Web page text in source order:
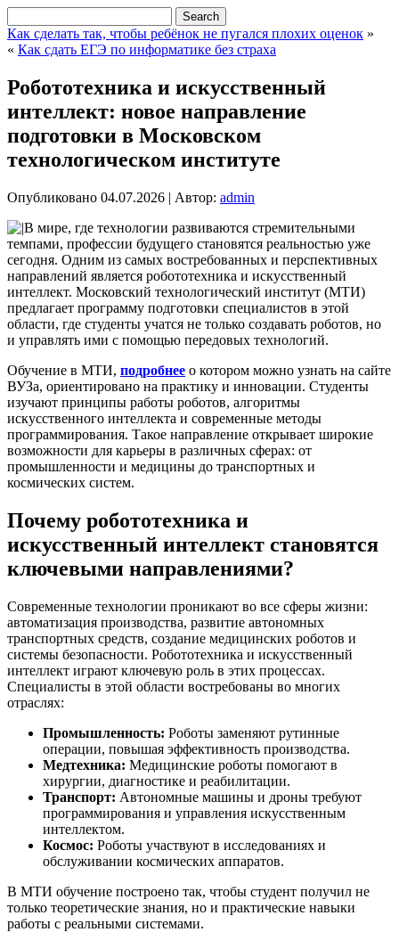
Как сделать так, чтобы ребёнок не пугался плохих оценок »
« Как сдать ЕГЭ по информатике без страха
Робототехника и искусственный
интеллект: новое направление
подготовки в Московском
технологическом институте
Опубликовано 04.07.2026 | Автор: admin
В мире, где технологии развиваются стремительными
темпами, профессии будущего становятся реальностью уже
сегодня. Одним из самых востребованных и перспективных
направлений является робототехника и искусственный
интеллект. Московский технологический институт (МТИ)
предлагает программу подготовки специалистов в этой
области, где студенты учатся не только создавать роботов, но
и управлять ими с помощью передовых технологий.
Обучение в МТИ, подробнее о котором можно узнать на сайте
ВУЗа, ориентировано на практику и инновации. Студенты
изучают принципы работы роботов, алгоритмы
искусственного интеллекта и современные методы
программирования. Такое направление открывает широкие
возможности для карьеры в различных сферах: от
промышленности и медицины до транспортных и
космических систем.
Почему робототехника и
искусственный интеллект становятся
ключевыми направлениями?
Современные технологии проникают во все сферы жизни:
автоматизация производства, развитие автономных
транспортных средств, создание медицинских роботов и
системы безопасности. Робототехника и искусственный
интеллект играют ключевую роль в этих процессах.
Специалисты в этой области востребованы во многих
отраслях:
Промышленность: Роботы заменяют рутинные
операции, повышая эффективность производства.
Медтехника: Медицинские роботы помогают в
хирургии, диагностике и реабилитации.
Транспорт: Автономные машины и дроны требуют
программирования и управления искусственным
интеллектом.
Космос: Роботы участвуют в исследованиях и
обслуживании космических аппаратов.
В МТИ обучение построено так, чтобы студент получил не
только теоретические знания, но и практические навыки
работы с реальными системами.